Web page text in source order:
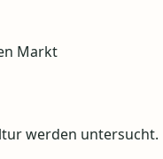
Markt
werden untersucht.